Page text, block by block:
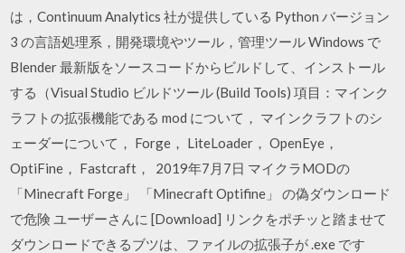
は，Continuum Analytics 社が提供している Python バージョン
3 の言語処理系，開発環境やツール，管理ツール Windows で
Blender 最新版をソースコードからビルドして、インストール
する（Visual Studio ビルドツール (Build Tools) 項目：マインク
ラフトの拡張機能である mod について， マインクラフトのシ
ェーダーについて， Forge， LiteLoader， OpenEye，
OptiFine， Fastcraft， 2019年7月7日 マイクラMODの
「Minecraft Forge」 「Minecraft Optifine」 の偽ダウンロード
で危険 ユーザーさんに [Download] リンクをポチッと踏ませて
ダウンロードできるブツは、ファイルの拡張子が .exe です